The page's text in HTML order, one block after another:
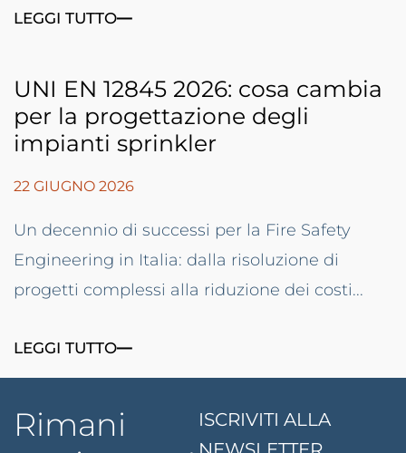
LEGGI TUTTO
UNI EN 12845 2026: cosa cambia
per la progettazione degli
impianti sprinkler
22 GIUGNO 2026
Un decennio di successi per la Fire Safety
Engineering in Italia: dalla risoluzione di
progetti complessi alla riduzione dei costi...
LEGGI TUTTO
Rimani
ISCRIVITI ALLA